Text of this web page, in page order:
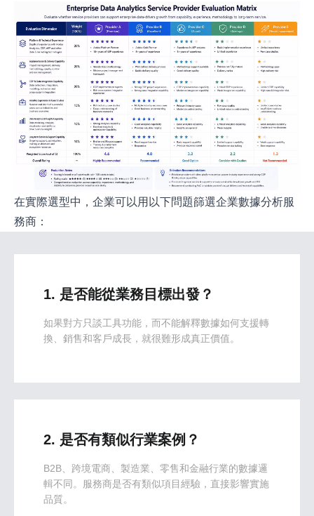
在實際選型中，企業可以用以下問題篩選企業數據分析服
務商：
1. 是否能從業務目標出發？
如果對方只談工具功能，而不能解釋數據如何支援轉
換、銷售和客戶成長，就很難形成真正價值。
2. 是否有類似行業案例？
B2B、跨境電商、製造業、零售和金融行業的數據邏
輯不同。服務商是否有類似項目經驗，直接影響實施
品質。